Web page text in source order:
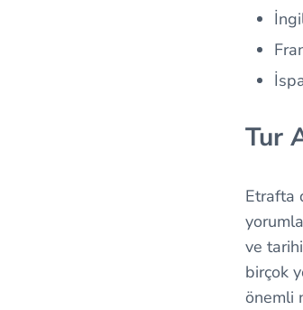
Tur
Etrafta
ve
birçok
önemli